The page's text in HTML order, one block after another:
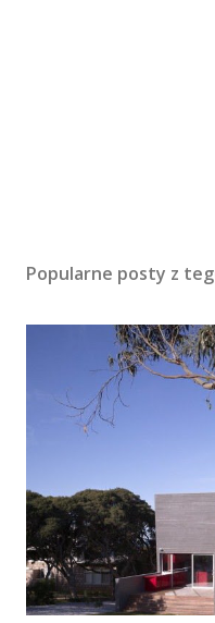
z
n
t
a
r
z
Popularne posty z